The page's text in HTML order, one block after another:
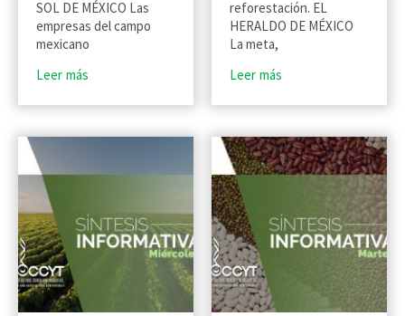
SOL DE MÉXICO Las
empresas del campo
mexicano
Leer más
reforestación. EL
HERALDO DE MÉXICO
La meta,
Leer más